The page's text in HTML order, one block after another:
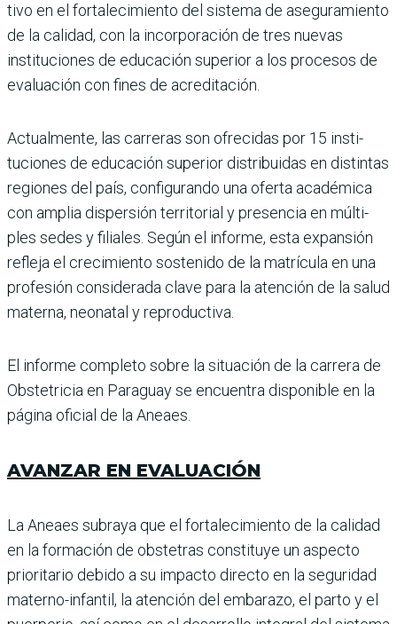
tivo en el fortalecimiento del sistema de asegura­miento
de la calidad, con la incorporación de tres nue­vas
instituciones de educa­ción superior a los procesos de
evaluación con fines de acreditación.
Actualmente, las carreras son ofrecidas por 15 insti­
tuciones de educación supe­rior distribuidas en distintas
regiones del país, configu­rando una oferta académica
con amplia dispersión terri­torial y presencia en múlti­
ples sedes y filiales. Según el informe, esta expansión
refleja el crecimiento soste­nido de la matrícula en una
profesión considerada clave para la atención de la salud
materna, neonatal y repro­ductiva.
El informe completo sobre la situación de la carrera de
Obstetricia en Paraguay se encuentra disponible en la
página oficial de la Aneaes.
AVANZAR EN EVALUACIÓN
La Aneaes subraya que el fortalecimiento de la cali­dad
en la formación de obstetras constituye un aspecto
prioritario debido a su impacto directo en la seguridad
materno-infantil, la atención del embarazo, el parto y el